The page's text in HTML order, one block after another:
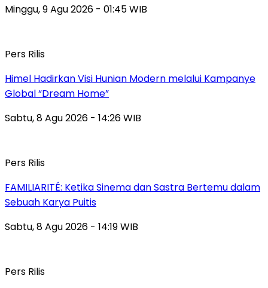
Minggu, 9 Agu 2026 - 01:45 WIB
Pers Rilis
Himel Hadirkan Visi Hunian Modern melalui Kampanye
Global “Dream Home”
Sabtu, 8 Agu 2026 - 14:26 WIB
Pers Rilis
FAMILIARITÉ: Ketika Sinema dan Sastra Bertemu dalam
Sebuah Karya Puitis
Sabtu, 8 Agu 2026 - 14:19 WIB
Pers Rilis